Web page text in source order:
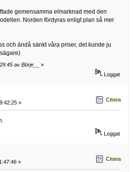
gemensamma elmarknad med den
Norden fördyras enligt plan så mer
och ändå sänkt våra priser, det kunde ju
av Börje__
»
Loggat
» Citera
Loggat
» Citera